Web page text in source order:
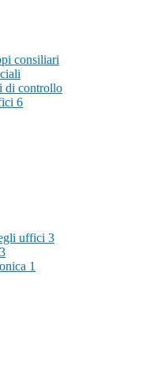
consiliari
di controllo
6
uffici 3
3
1